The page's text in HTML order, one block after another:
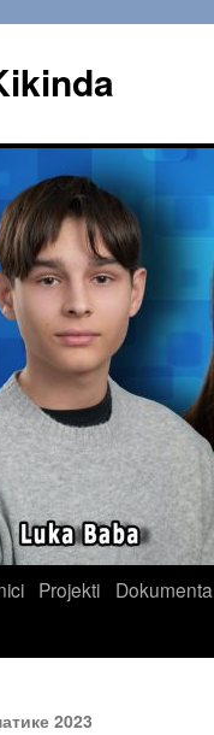
Projekti Dokumenta
2023